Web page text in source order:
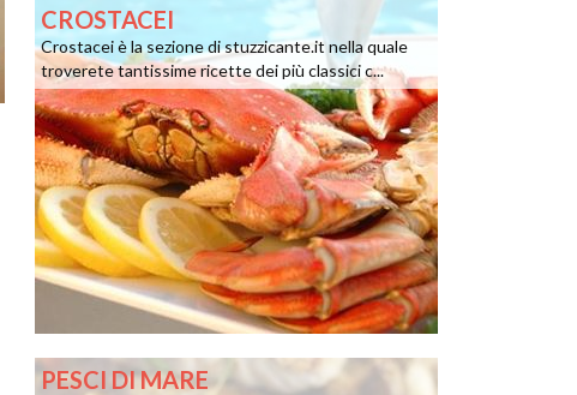
CROSTACEI
Crostacei è la sezione di stuzzicante.it nella quale
troverete tantissime ricette dei più classici c...
PESCI DI MARE